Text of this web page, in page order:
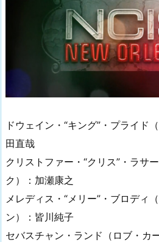
ドウェイン・“キング”・プライド
田直哉
クリストファー・“クリス”・ラサ
ク）：加瀬康之
メレディス・“メリー”・ブロディ
ン）：皆川純子
セバスチャン・ランド（ロブ・カ